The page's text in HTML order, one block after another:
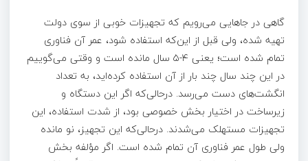
گاهی در جاهایی می‌رویم که تجهیزات خوبی از سوی دولت
تهیه شده، ولی قبل از این‌که استفاده شود، عمر آن فناوری
تمام شده است؛ یعنی ۴-۵ سال مانده است و وقتی می‌گوییم
در این چند سال چند بار از آن استفاده کرده‌اید، به تعداد
انگشت‌های دست می‌رسد. درحالی‌که اگر این دستگاه و
زیرساخت در اختیار بخش خصوصی بود، از شدت استفاده، این
تجهیزات مستهلک می‌­شدند. درحالی‌که این تجهیز، نو مانده
ولی طول عمر فناوری آن تمام شده است. اگر مؤلفه بخش